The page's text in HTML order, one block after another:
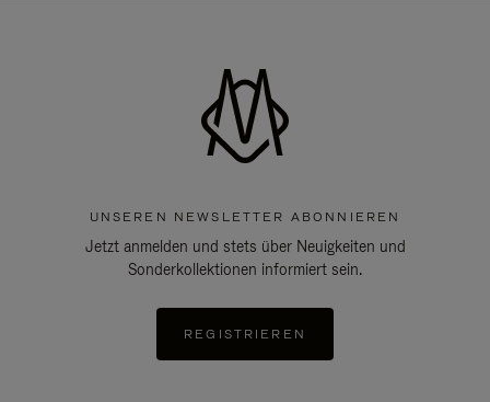
UNSEREN NEWSLETTER ABONNIEREN
Jetzt anmelden und stets über Neuigkeiten und
Sonderkollektionen informiert sein.
REGISTRIEREN